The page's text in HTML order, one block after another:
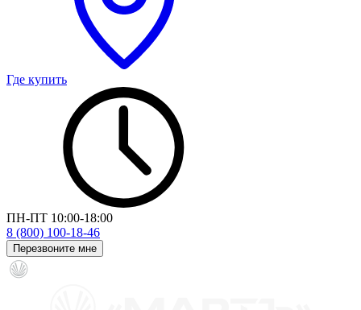
Где купить
ПН-ПТ 10:00-18:00
8 (800) 100-18-46
Перезвоните мне